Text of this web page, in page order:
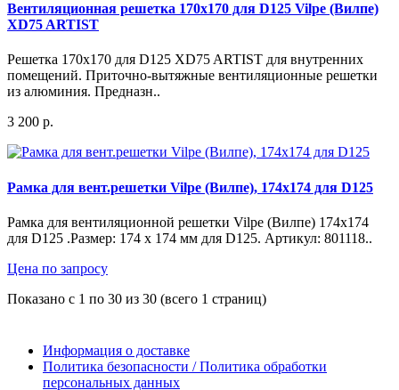
Вентиляционная решетка 170x170 для D125 Vilpe (Вилпе)
XD75 ARTIST
Решетка 170x170 для D125 XD75 ARTIST для внутренних
помещений. Приточно-вытяжные вентиляционные решетки
из алюминия. Предназн..
3 200 р.
Рамка для вент.решетки Vilpe (Вилпе), 174x174 для D125
Рамка для вентиляционной решетки Vilpe (Вилпе) 174x174
для D125 .Размер: 174 x 174 мм для D125. Артикул: 801118..
Цена по запросу
Показано с 1 по 30 из 30 (всего 1 страниц)
Информация о доставке
Политика безопасности / Политика обработки
персональных данных